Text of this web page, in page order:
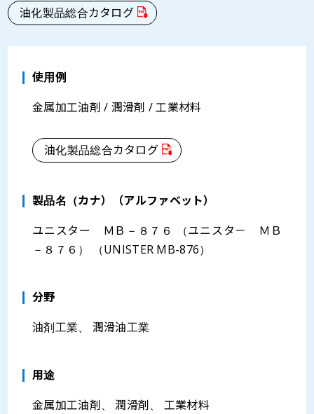
油化製品総合カタログ
使用例
金属加工油剤 / 潤滑剤 / 工業材料
油化製品総合カタログ
製品名（カナ）（アルファベット）
ユニスター ＭＢ－８７６ （ユニスタ－ ＭＢ
－８７６） （UNISTER MB-876）
分野
油剤工業、 潤滑油工業
⽤途
金属加工油剤、 潤滑剤、 工業材料